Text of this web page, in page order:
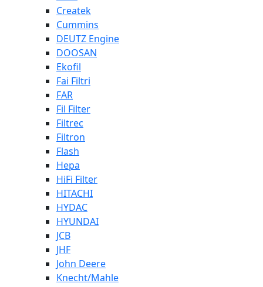
Createk
Cummins
DEUTZ Engine
DOOSAN
Ekofil
Fai Filtri
FAR
Fil Filter
Filtrec
Filtron
Flash
Hepa
HiFi Filter
HITACHI
HYDAC
HYUNDAI
JCB
JHF
John Deere
Knecht/Mahle